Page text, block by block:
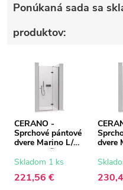
Ponúkaná sada sa
produktov:
CERANO -
Sprchové pántové
dvere Marino L/P
- 6 mm - čierna
matná,
sklo - 100x190
Skladom 1 ks
221,56 €
dvere
- 6
sklo -